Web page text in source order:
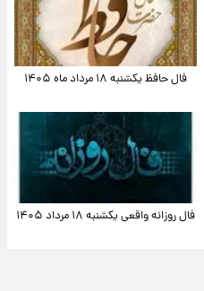
فال حافظ یکشنبه ۱۸ مرداد ماه ۱۴۰۵
فال روزانه واقعی یکشنبه ۱۸ مرداد ۱۴۰۵